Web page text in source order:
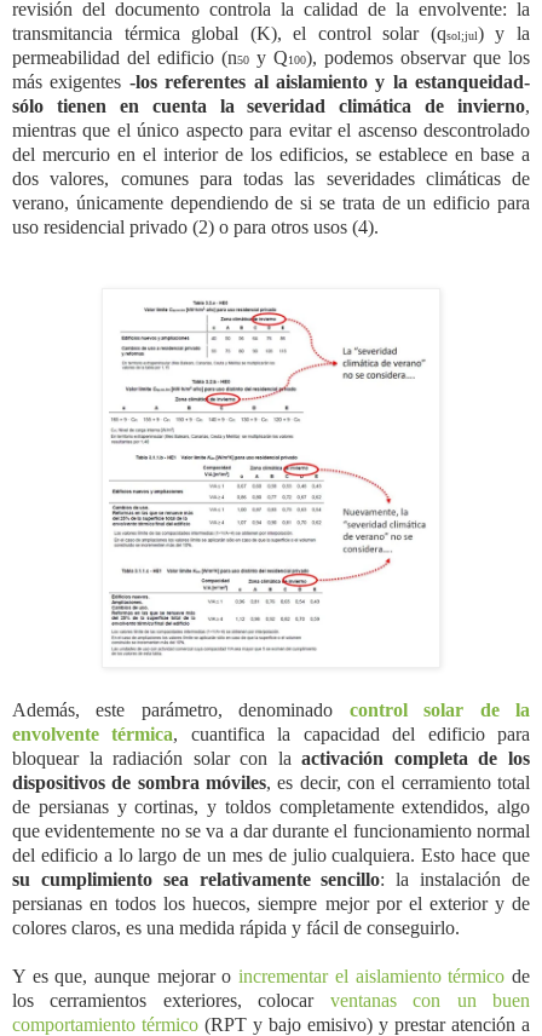
revisión del documento controla la calidad de la envolvente: la
transmitancia térmica global (K), el control solar (qsol;jul) y la
permeabilidad del edificio (n50 y Q100), podemos observar que los
más exigentes -los referentes al aislamiento y la estanqueidad-
sólo tienen en cuenta la severidad climática de invierno,
mientras que el único aspecto para evitar el ascenso descontrolado
del mercurio en el interior de los edificios, se establece en base a
dos valores, comunes para todas las severidades climáticas de
verano, únicamente dependiendo de si se trata de un edificio para
uso residencial privado (2) o para otros usos (4).
Además, este parámetro, denominado control solar de la
envolvente térmica, cuantifica la capacidad del edificio para
bloquear la radiación solar con laactivación completa de los
dispositivos de sombra móviles, es decir, con el cerramiento total
de persianas y cortinas, y toldos completamente extendidos, algo
que evidentemente no se va a dar durante el funcionamiento normal
del edificio a lo largo de un mes de julio cualquiera. Esto hace que
su cumplimiento sea relativamente sencillo: la instalación de
persianas en todos los huecos, siempre mejor por el exterior y de
colores claros, es una medida rápida y fácil de conseguirlo.
Y es que, aunque mejorar oincrementar el aislamiento térmico de
los cerramientos exteriores, colocar ventanas con un buen
comportamiento térmico (RPT y bajo emisivo) y prestar atención a